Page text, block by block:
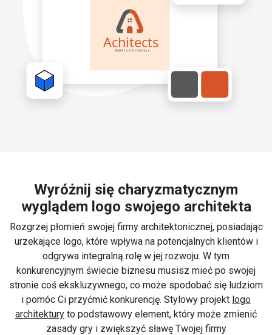
Wyróżnij się charyzmatycznym
wyglądem logo swojego architekta
Rozgrzej płomień swojej firmy architektonicznej, posiadając
urzekające logo, które wpływa na potencjalnych klientów i
odgrywa integralną rolę w jej rozwoju. W tym
konkurencyjnym świecie biznesu musisz mieć po swojej
stronie coś ekskluzywnego, co może spodobać się ludziom
i pomóc Ci przyćmić konkurencję. Stylowy projekt logo
architektury to podstawowy element, który może zmienić
zasady gry i zwiększyć sławę Twojej firmy